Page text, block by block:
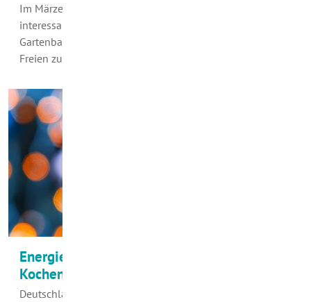
Im Märzen der Bauer... Ja, jetzt wird es auf Feld und Flur
interessant. Aber man muss kein Landwirt sein, auch den
Gartenbauer und Kleingärtner packt jetzt die Lust, im
Freien zu wirken, den Garten…
Energieeffizienz in der Küche am Beispiel
Kochen
Deutschland steht weltweit beim Energieverbrauch an